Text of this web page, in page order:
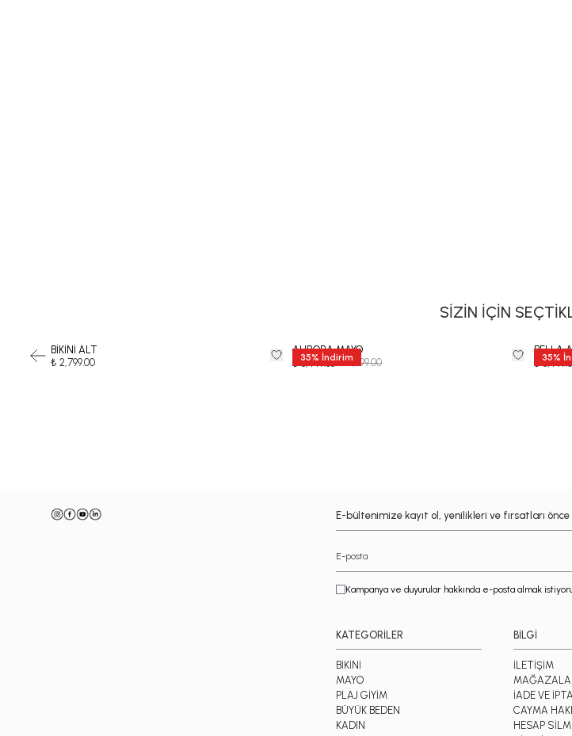
SİZİN İÇİN
BİKİNİ ALT
₺ 2,799.00
35% İndirim
AURORA MAYO
₺ 8,449.35₺ 12,999.00 35%
BELLA
₺
E-bültenimize kayıt ol, yenilikleri ve fırsatları
Kampanya ve duyurular hakkında e-posta almak
KATEGORİLER
BİKİNİ
MAYO
PLAJ GİYİM
BÜYÜK BEDEN
KADIN
BİLGİ
İLETİŞİM
İADE VE
CAYMA
HESAP